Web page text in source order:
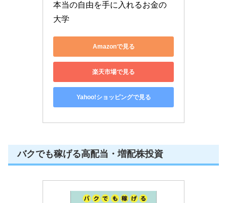
本当の自由を手に入れるお金の
大学
Amazonで見る
楽天市場で見る
Yahoo!ショッピングで見る
バクでも稼げる高配当・増配株投資